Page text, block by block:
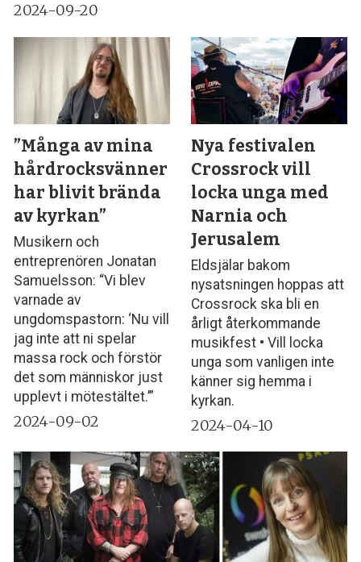
2024-09-20
”Många av mina
hårdrocksvänner
har blivit brända
av kyrkan”
Musikern och
entreprenören Jonatan
Samuelsson: “Vi blev
varnade av
ungdomspastorn: ‘Nu vill
jag inte att ni spelar
massa rock och förstör
det som människor just
upplevt i mötestältet.’”
2024-09-02
Nya festivalen
Crossrock vill
locka unga med
Narnia och
Jerusalem
Eldsjälar bakom
nysatsningen hoppas att
Crossrock ska bli en
årligt återkommande
musikfest • Vill locka
unga som vanligen inte
känner sig hemma i
kyrkan.
2024-04-10